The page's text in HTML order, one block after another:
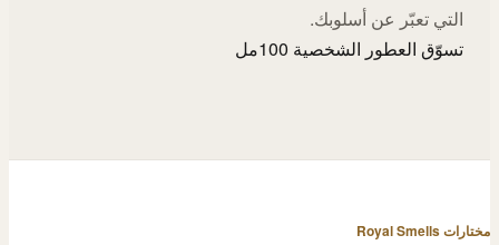
التي تعبّر عن أسلوبك.
تسوّق العطور الشخصية 100مل
مختارات Royal Smells